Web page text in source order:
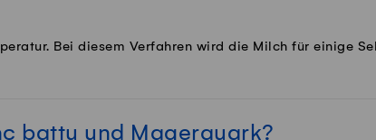
Bei diesem Verfahren wird die Milch für einige
battu und Magerquark?